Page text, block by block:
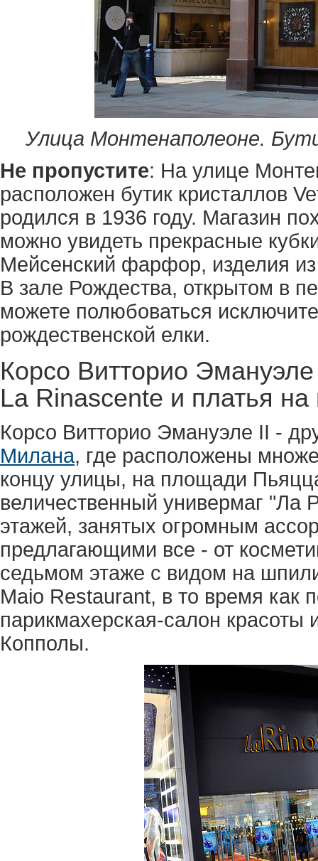
Улица Монтенаполеоне.
Не пропустите: На улицe
расположен бутик кристаллов
родился в 1936 году. Магазин
можно увидеть прекрасные
Мейсенский фарфор, изделия
В зале Рождества, открытом в
можете полюбоваться
рождественской елки.
Корсо Витторио
La Rinascente и платья на
Корсо Витторио Эмануэле II -
Милана, где расположены
концу улицы, на площади
величественный универмаг "Ла
этажей, занятых огромным
предлагающими все - от
седьмом этаже с видом на
Maio Restaurant, в то время как
парикмахерская-салон красоты
Копполы.